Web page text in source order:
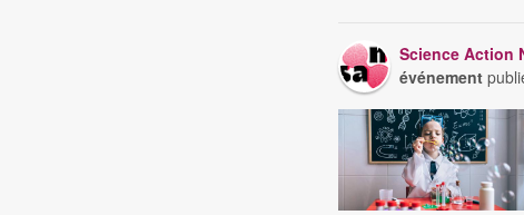
Science Action
événement